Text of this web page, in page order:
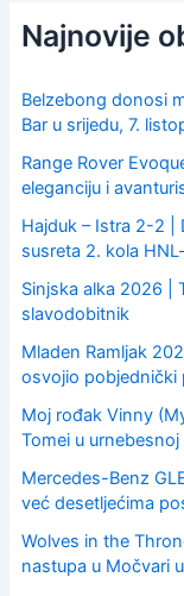
c
h
o
r
Najnovije
Belzebong donosi
Bar u srijedu, 7.
Range Rover
eleganciju i
Hajduk – Istra 2-2 |
susreta 2. kola
Sinjska alka 2026 |
slavodobitnik
Mladen Ramljak
osvojio pobjednički
Moj rođak Vinny
Tomei u
Mercedes-Benz
već desetljećima
Wolves in the
nastupa u Močvari